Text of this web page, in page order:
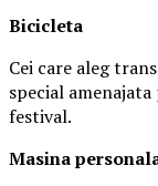
Bicicleta
Cei care aleg
special
festival.
Masinapersonal